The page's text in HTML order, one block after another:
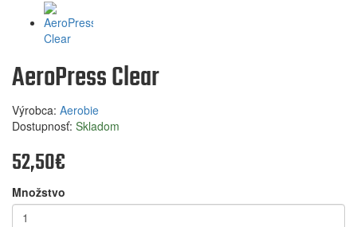
AeroPress Clear
Výrobca: Aerobie
Dostupnosť: Skladom
52,50€
Množstvo